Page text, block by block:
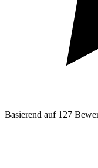
Basierend auf 127